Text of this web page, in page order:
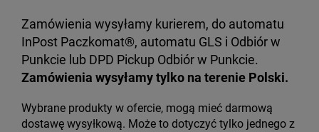
Zamówienia wysyłamy kurierem, do automatu
InPost Paczkomat®, automatu GLS i Odbiór w
Punkcie lub DPD Pickup Odbiór w Punkcie.
Zamówienia wysyłamy tylko na terenie Polski.
Wybrane produkty w ofercie, mogą mieć darmową
dostawę wysyłkową. Może to dotyczyć tylko jednego z